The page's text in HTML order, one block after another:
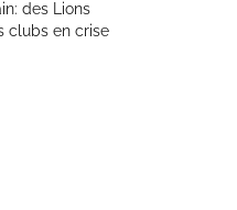
des Lions
clubs en crise